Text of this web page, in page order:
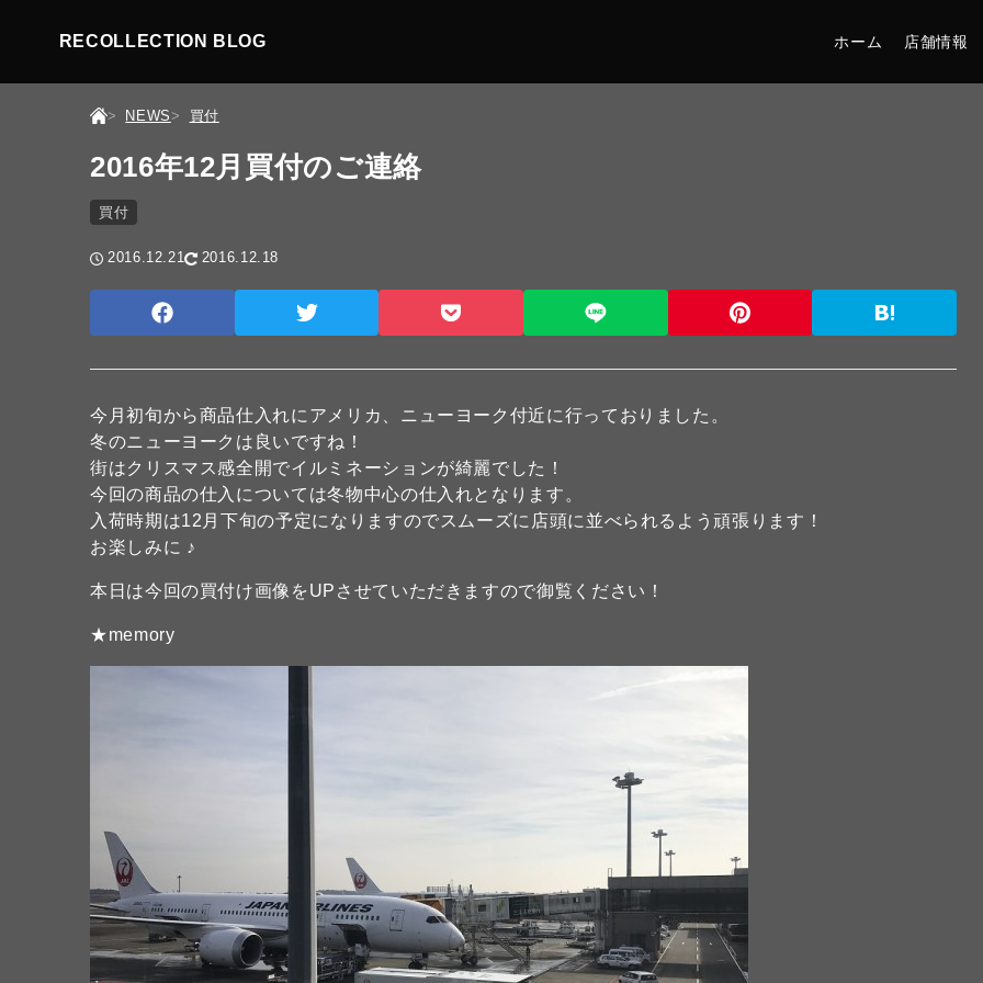
RECOLLECTION BLOG ホーム 店舗情報
NEWS 買付
2016年12月買付のご連絡
買付
2016.12.21 2016.12.18
今月初旬から商品仕入れにアメリカ、ニューヨーク付近に行っておりました。
冬のニューヨークは良いですね！
街はクリスマス感全開でイルミネーションが綺麗でした！
今回の商品の仕入については冬物中心の仕入れとなります。
入荷時期は12月下旬の予定になりますのでスムーズに店頭に並べられるよう頑張ります！
お楽しみに ♪
本日は今回の買付け画像をUPさせていただきますので御覧ください！
★memory